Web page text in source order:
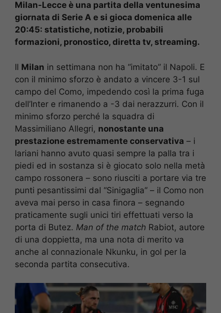
Milan-Lecce è una partita della ventunesima
giornata di Serie A e si gioca domenica alle
20:45: statistiche, notizie, probabili
formazioni, pronostico, diretta tv, streaming.
Il Milan in settimana non ha “imitato” il Napoli. E
con il minimo sforzo è andato a vincere 3-1 sul
campo del Como, impedendo così la prima fuga
dell’Inter e rimanendo a -3 dai nerazzurri. Con il
minimo sforzo perché la squadra di
Massimiliano Allegri, nonostante una
prestazione estremamente conservativa – i
lariani hanno avuto quasi sempre la palla tra i
piedi ed in sostanza si è giocato solo nella metà
campo rossonera – sono riusciti a portare via tre
punti pesantissimi dal “Sinigaglia” – il Como non
aveva mai perso in casa finora – segnando
praticamente sugli unici tiri effettuati verso la
porta di Butez. Man of the match Rabiot, autore
di una doppietta, ma una nota di merito va
anche al connazionale Nkunku, in gol per la
seconda partita consecutiva.